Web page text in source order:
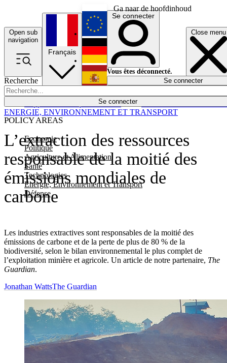
Ga naar de hoofdinhoud
Open sub
navigation
Close menu
Recherche
Se connecter
POLICY AREAS
Economie
Politique
Agriculture et Alimentation
Santé
Technologies
Energie, Environnement et Transport
Défense
Économie
Français
English
Deutsch
Español
Se connecter
Vous êtes déconnecté.
Se connecter
L’extraction des ressources
responsable de la moitié des
émissions mondiales de
carbone
Les industries extractives sont responsables de la moitié des
émissions de carbone et de la perte de plus de 80 % de la
biodiversité, selon le bilan environnemental le plus complet de
l’exploitation minière et agricole. Un article de notre partenaire, The
Guardian.
ENERGIE, ENVIRONNEMENT ET TRANSPORT
Jonathan WattsThe Guardian